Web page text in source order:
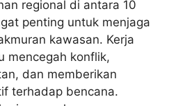
regional di antara 10
penting untuk menjaga
kawasan. Kerja
mencegah konflik,
dan memberikan
terhadap bencana.